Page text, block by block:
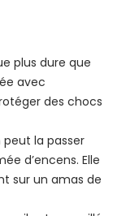
plus dure que
avec
des chocs
peut la passer
d’encens. Elle
sur un amas de